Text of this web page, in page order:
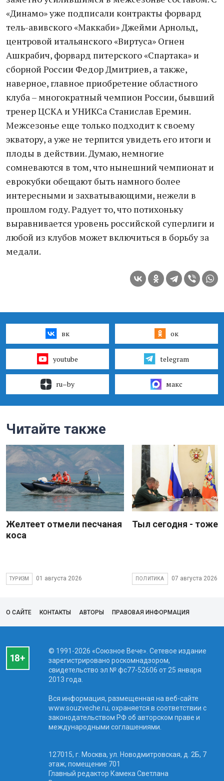
«Динамо» уже подписали контракты форвард
тель-авивского «Маккаби» Джейми Арнольд,
центровой итальянского «Виртуса» Огнен
Ашкрабич, форвард питерского «Спартака» и
сборной России Федор Дмитриев, а также,
наверное, главное приобретение областного
клуба – многократный чемпион России, бывший
тренер ЦСКА и УНИКСа Станислав Еремин.
Межсезонье еще только подходит к своему
экватору, а уже не терпится увидеть его итоги и
плоды в действии. Думаю, немногие
сомневаются в том, что нынешний чемпионат и
еврокубки обещают быть намного более
интересными и захватывающими, нежели в
прошлом году. Радует то, что потихоньку
выравнивается уровень российской суперлиги и
любой из клубов может включиться в борьбу за
медали.
вк ок
youtube telegram
ru–by макс
Читайте также
Желтеет отмели песчаная
коса
ТУРИЗМ 01 августа 2026
Тыл сегодня - тоже
ПОЛИТИКА 07 августа 2026
О САЙТЕ КОНТАКТЫ АВТОРЫ ПРАВОВАЯ ИНФОРМАЦИЯ
© 1991-2026 «Союзное Вече». Сетевое издание
зарегистрировано роскомнадзором,
свидетельство эл № фc77-52606 от 25 января
2013 года.
Вся информация, размещенная на веб-сайте
www.souzveche.ru, охраняется в соответствии с
законодательством РФ об авторском праве и
международными соглашениями.
127015, г. Москва, ул. Новодмитровская, д. 2Б, 7
этаж, помещение 701
Главный редактор Камека Светлана